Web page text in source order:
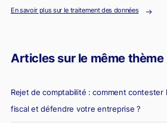
En savoir plus sur le traitement des données
Articles sur le même thème
Rejet de comptabilité : comment contester
fiscal et défendre votre entreprise ?